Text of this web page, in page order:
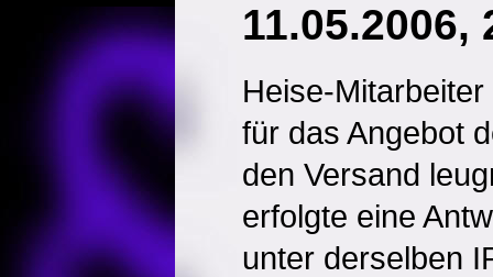
11.05.2006,
Heise-
für das Angebot
den Versand
erfolgte eine
unter derselben